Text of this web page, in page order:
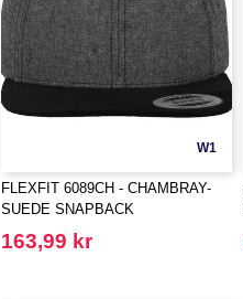
W1
FLEXFIT 6089CH - CHAMBRAY-
SUEDE SNAPBACK
163,99 kr